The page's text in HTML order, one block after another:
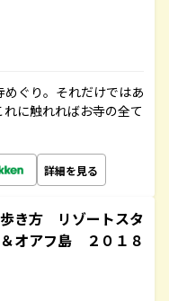
ぐり。それだけではあ
に触れればお寺の全て
詳細を見る
き方 リゾートスタ
オアフ島 ２０１８